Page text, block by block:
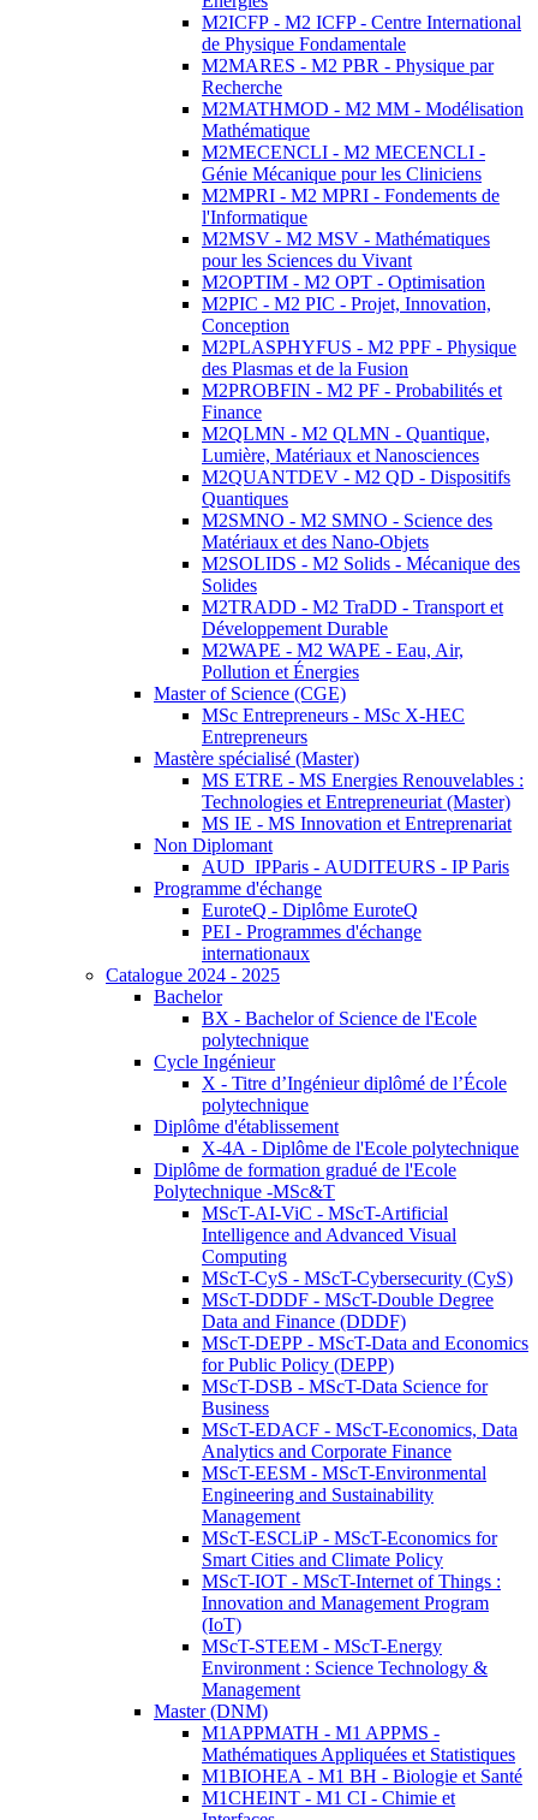
M2ICFP - M2 ICFP - Centre International
de Physique Fondamentale
M2MARES - M2 PBR - Physique par
Recherche
M2MATHMOD - M2 MM - Modélisation
Mathématique
M2MECENCLI - M2 MECENCLI -
Génie Mécanique pour les Cliniciens
M2MPRI - M2 MPRI - Fondements de
l'Informatique
M2MSV - M2 MSV - Mathématiques
pour les Sciences du Vivant
M2OPTIM - M2 OPT - Optimisation
M2PIC - M2 PIC - Projet, Innovation,
Conception
M2PLASPHYFUS - M2 PPF - Physique
des Plasmas et de la Fusion
M2PROBFIN - M2 PF - Probabilités et
Finance
M2QLMN - M2 QLMN - Quantique,
Lumière, Matériaux et Nanosciences
M2QUANTDEV - M2 QD - Dispositifs
Quantiques
M2SMNO - M2 SMNO - Science des
Matériaux et des Nano-Objets
M2SOLIDS - M2 Solids - Mécanique des
Solides
M2TRADD - M2 TraDD - Transport et
Développement Durable
M2WAPE - M2 WAPE - Eau, Air,
Pollution et Énergies
Master of Science (CGE)
MSc Entrepreneurs - MSc X-HEC
Entrepreneurs
Mastère spécialisé (Master)
MS ETRE - MS Energies Renouvelables :
Technologies et Entrepreneuriat (Master)
MS IE - MS Innovation et Entreprenariat
Non Diplomant
AUD_IPParis - AUDITEURS - IP Paris
Programme d'échange
EuroteQ - Diplôme EuroteQ
PEI - Programmes d'échange
internationaux
Catalogue 2024 - 2025
Bachelor
BX - Bachelor of Science de l'Ecole
polytechnique
Cycle Ingénieur
X - Titre d’Ingénieur diplômé de l’École
polytechnique
Diplôme d'établissement
X-4A - Diplôme de l'Ecole polytechnique
Diplôme de formation gradué de l'Ecole
Polytechnique -MSc&T
MScT-AI-ViC - MScT-Artificial
Intelligence and Advanced Visual
Computing
MScT-CyS - MScT-Cybersecurity (CyS)
MScT-DDDF - MScT-Double Degree
Data and Finance (DDDF)
MScT-DEPP - MScT-Data and Economics
for Public Policy (DEPP)
MScT-DSB - MScT-Data Science for
Business
MScT-EDACF - MScT-Economics, Data
Analytics and Corporate Finance
MScT-EESM - MScT-Environmental
Engineering and Sustainability
Management
MScT-ESCLiP - MScT-Economics for
Smart Cities and Climate Policy
MScT-IOT - MScT-Internet of Things :
Innovation and Management Program
(IoT)
MScT-STEEM - MScT-Energy
Environment : Science Technology &
Management
Master (DNM)
M1APPMATH - M1 APPMS -
Mathématiques Appliquées et Statistiques
M1BIOHEA - M1 BH - Biologie et Santé
M1CHEINT - M1 CI - Chimie et